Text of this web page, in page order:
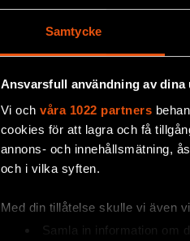
Samtycke
Ansvarsfull användning av dina
Vi och våra 1022 partners
cookies för att lagra och få
annons- och innehållsmätning,
och i vilka syften.
Med din tillåtelse skulle vi även
Samla in information om